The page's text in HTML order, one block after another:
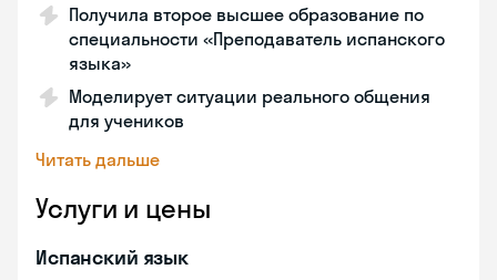
Получила второе высшее образование по
специальности «Преподаватель испанского
языка»
Моделирует ситуации реального общения
для учеников
Читать дальше
Услуги и цены
Испанский язык